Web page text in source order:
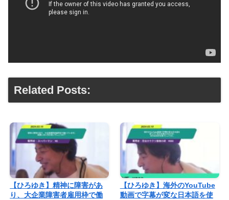
Related Posts:
【ひろゆき】精神に障害があ
り、大企業障害者雇用枠で働
【ひろゆき】海外のYouTube
動画で字幕が変な日本語を使